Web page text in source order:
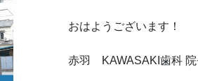
おはようございます！
赤羽 KAWASAKI歯科 院